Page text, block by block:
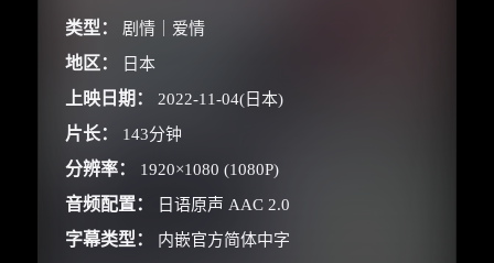
类型： 剧情｜爱情
地区： 日本
上映日期： 2022-11-04(日本)
片长： 143分钟
分辨率： 1920×1080 (1080P)
音频配置： 日语原声 AAC 2.0
字幕类型： 内嵌官方简体中字
🧧 福利领取站
☕